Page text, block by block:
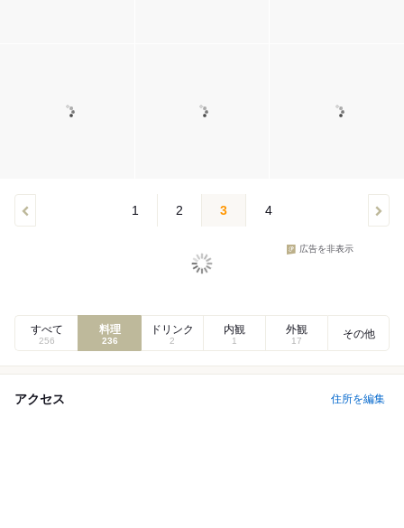
1 2 3 4
広告を非表示
すべて
256
料理
236
ドリンク
2
内観
1
外観
17
その他
アクセス 住所を編集